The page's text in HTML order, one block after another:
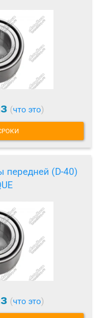
(что это)
передней (D-40)
(что это)